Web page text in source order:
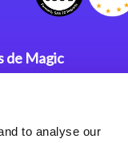
to analyse our
de Magic
de Confidentialité